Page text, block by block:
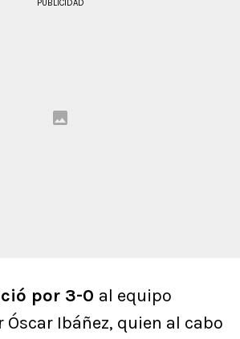
PUBLICIDAD
por 3-0 al equipo
Ibáñez, quien al cabo